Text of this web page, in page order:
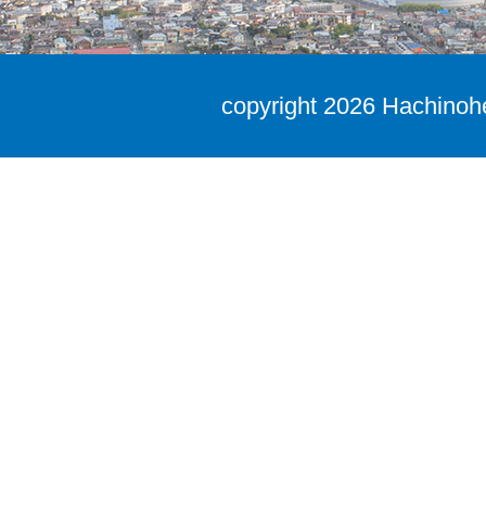
copyright 2026